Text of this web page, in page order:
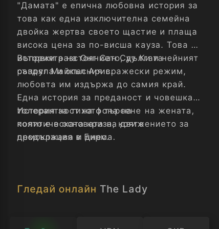
"Дамата" е епична любовна история за
това как една изключителна семейна
двойка жертва своето щастие и плаща
висока цена за по-висша кауза. Това е
историята на Онг Сан Суу Ки и нейният
съпруг Майкъл Арис.
Въпреки разстоянието, дългата
раздяла и опасния вражески режим,
любовта им издържа до самия край.
Една история за преданост и човешка
толерантност на фона на
политическата криза, която
продължава и днес.
История за тихото търсене на жената,
която е в основата на движението за
демокрация в Бирма.
Гледай онлайн The Lady